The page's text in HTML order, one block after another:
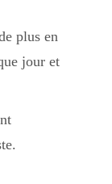
plus en
jour et